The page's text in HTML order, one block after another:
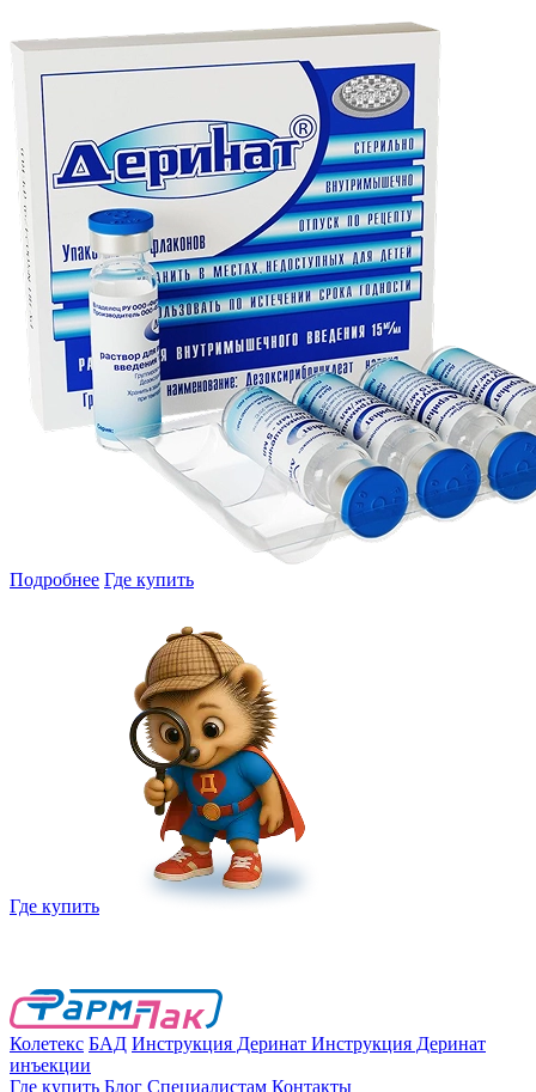
Подробнее Где купить
Где купить
Колетекс БАД Инструкция Деринат Инструкция Деринат
инъекции
Где купить Блог Специалистам Контакты